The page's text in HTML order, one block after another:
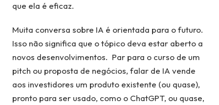
que ela é eficaz.
Muita conversa sobre IA é orientada para o futuro.
Isso não significa que o tópico deva estar aberto a
novos desenvolvimentos. Par para o curso de um
pitch ou proposta de negócios, falar de IA vende
aos investidores um produto existente (ou quase),
pronto para ser usado, como o ChatGPT, ou quase,